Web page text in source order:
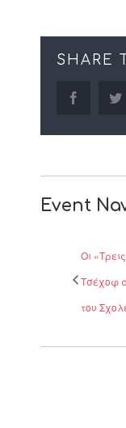
SHARE
facebook
Event
Οι
Τσέχοφ
του